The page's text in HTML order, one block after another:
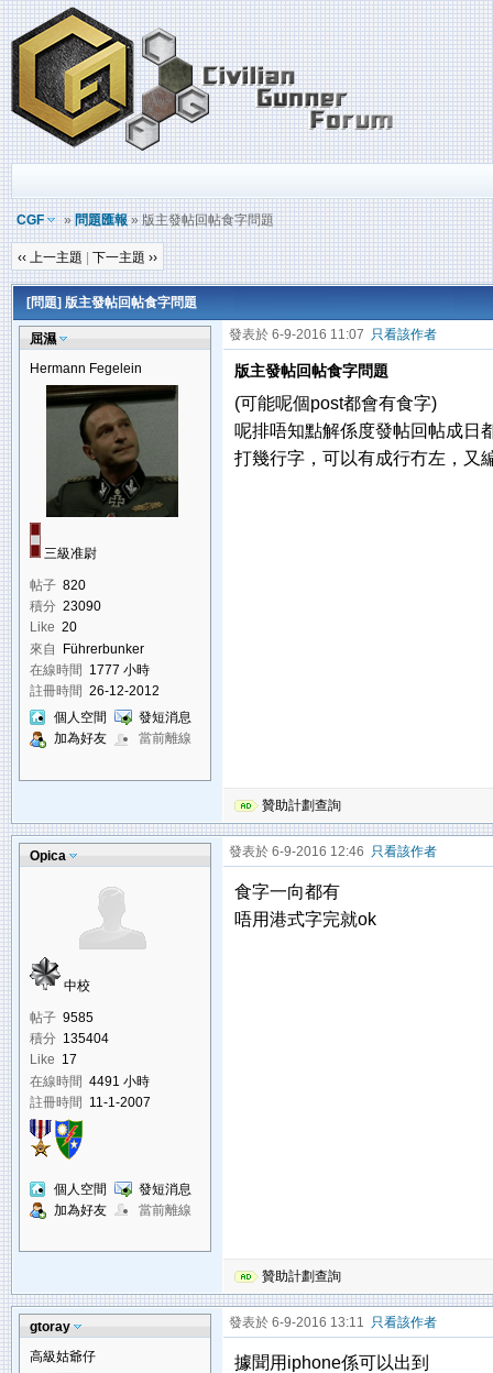
CGF »問題匯報» 版主發帖回帖食字問題
‹‹ 上一主題 下一主題 ››
[問題] 版主發帖回帖食字問題
屈濕
Hermann Fegelein
三級准尉
帖子 820
積分 23090
Like 20
來自
Führerbunker
在線時間 1777 小時
註冊時間 26-12-2012
個人空間
發短消息
加為好友
當前離線
發表於 6-9-2016 11:07 只看該作者
版主發帖回帖食字問題
(可能呢個post都會有食字)
呢排唔知點解係度發帖回帖成日
打幾行字，可以有成行冇左，又
贊助計劃查詢
Opica
中校
帖子 9585
積分 135404
Like 17
在線時間 4491 小時
註冊時間 11-1-2007
個人空間
發短消息
加為好友
當前離線
發表於 6-9-2016 12:46 只看該作者
食字一向都有
唔用港式字完就ok
贊助計劃查詢
gtoray
高級姑爺仔
發表於 6-9-2016 13:11 只看該作者
據聞用iphone係可以出到